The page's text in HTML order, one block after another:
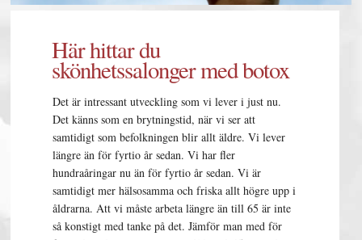
Här hittar du
skönhetssalonger med botox
Det är intressant utveckling som vi lever i just nu.
Det känns som en brytningstid, när vi ser att
samtidigt som befolkningen blir allt äldre. Vi lever
längre än för fyrtio år sedan. Vi har fler
hundraåringar nu än för fyrtio år sedan. Vi är
samtidigt mer hälsosamma och friska allt högre upp i
åldrarna. Att vi måste arbeta längre än till 65 är inte
så konstigt med tanke på det. Jämför man med för